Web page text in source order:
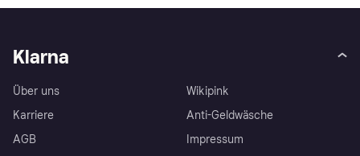
Klarna
Über uns
Karriere
AGB
Wikipink
Anti-Geldwäsche
Impressum